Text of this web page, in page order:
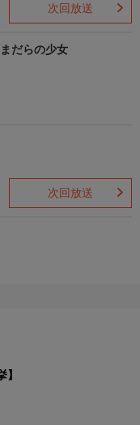
次回放送
だらの少女
次回放送